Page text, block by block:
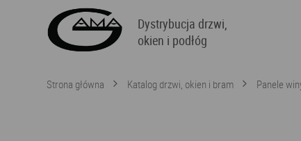
Dystrybucja drzwi,
okien i podłóg
Strona główna Katalog drzwi, okien i bram Panele